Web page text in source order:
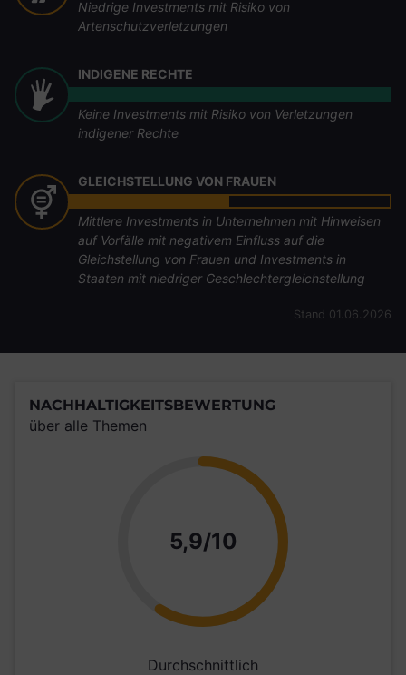
Niedrige Investments mit Risiko von
Artenschutzverletzungen
INDIGENE RECHTE
Keine Investments mit Risiko von Verletzungen
indigener Rechte
GLEICHSTELLUNG VON FRAUEN
Mittlere Investments in Unternehmen mit Hinweisen
auf Vorfälle mit negativem Einfluss auf die
Gleichstellung von Frauen und Investments in
Staaten mit niedriger Geschlechtergleichstellung
Stand 01.06.2026
NACHHALTIGKEITSBEWERTUNG
über alle Themen
5,9/10 Punkte
Durchschnittlich